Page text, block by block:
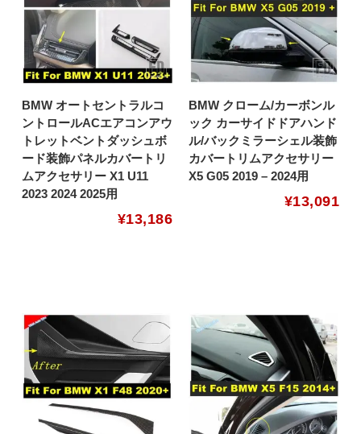
BMW オートセントラルコ
ントロールACエアコンアウ
トレットベントダッシュボ
ード装飾パネルカバートリ
ムアクセサリー X1 U11
2023 2024 2025用
¥13,186
BMW クローム/カーボンル
ック カーサイドドアハンド
ル/バックミラーシェル装飾
カバートリムアクセサリー
X5 G05 2019 – 2024用
¥13,091